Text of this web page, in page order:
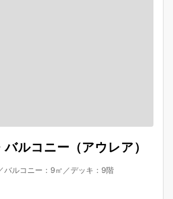
ルコニー（アウレア）
バルコニー：9㎡／デッキ：9階